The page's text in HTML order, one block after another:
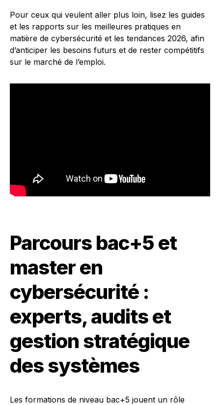
Pour ceux qui veulent aller plus loin, lisez les guides
et les rapports sur les meilleures pratiques en
matière de cybersécurité et les tendances 2026, afin
d’anticiper les besoins futurs et de rester compétitifs
sur le marché de l’emploi.
Parcours bac+5 et
master en
cybersécurité :
experts, audits et
gestion stratégique
des systèmes
Les formations de niveau bac+5 jouent un rôle